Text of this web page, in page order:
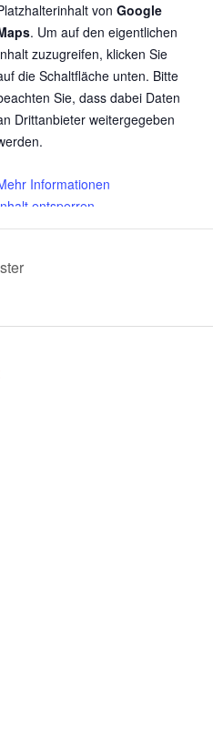
von Google
. Um auf den eigentlichen
zuzugreifen, klicken Sie
die Schaltfläche unten. Bitte
Sie, dass dabei Daten
Drittanbieter weitergegeben
Informationen
entsperren
Service